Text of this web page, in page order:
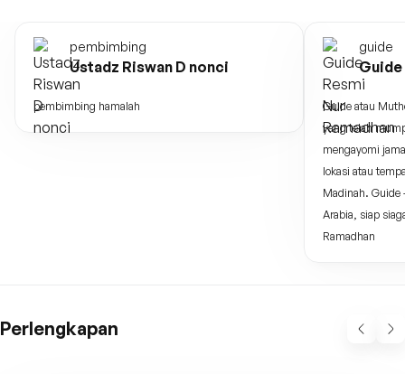
pembimbing
Ustadz Riswan D nonci
pembimbing hamalah
guide
Guide
Guide atau
yang telah
mengayomi
lokasi atau
Madinah. Guide
Arabia, siap
Ramadhan
Perlengkapan